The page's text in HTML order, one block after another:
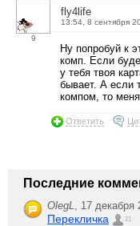
9
fly4life
13:54, 8 сентября
Ну попробуй к
комп. Если
у тебя твоя
бывает. А если
компом, то
Ответить
Последние
OlegL 17 декабря
Перекличка 21